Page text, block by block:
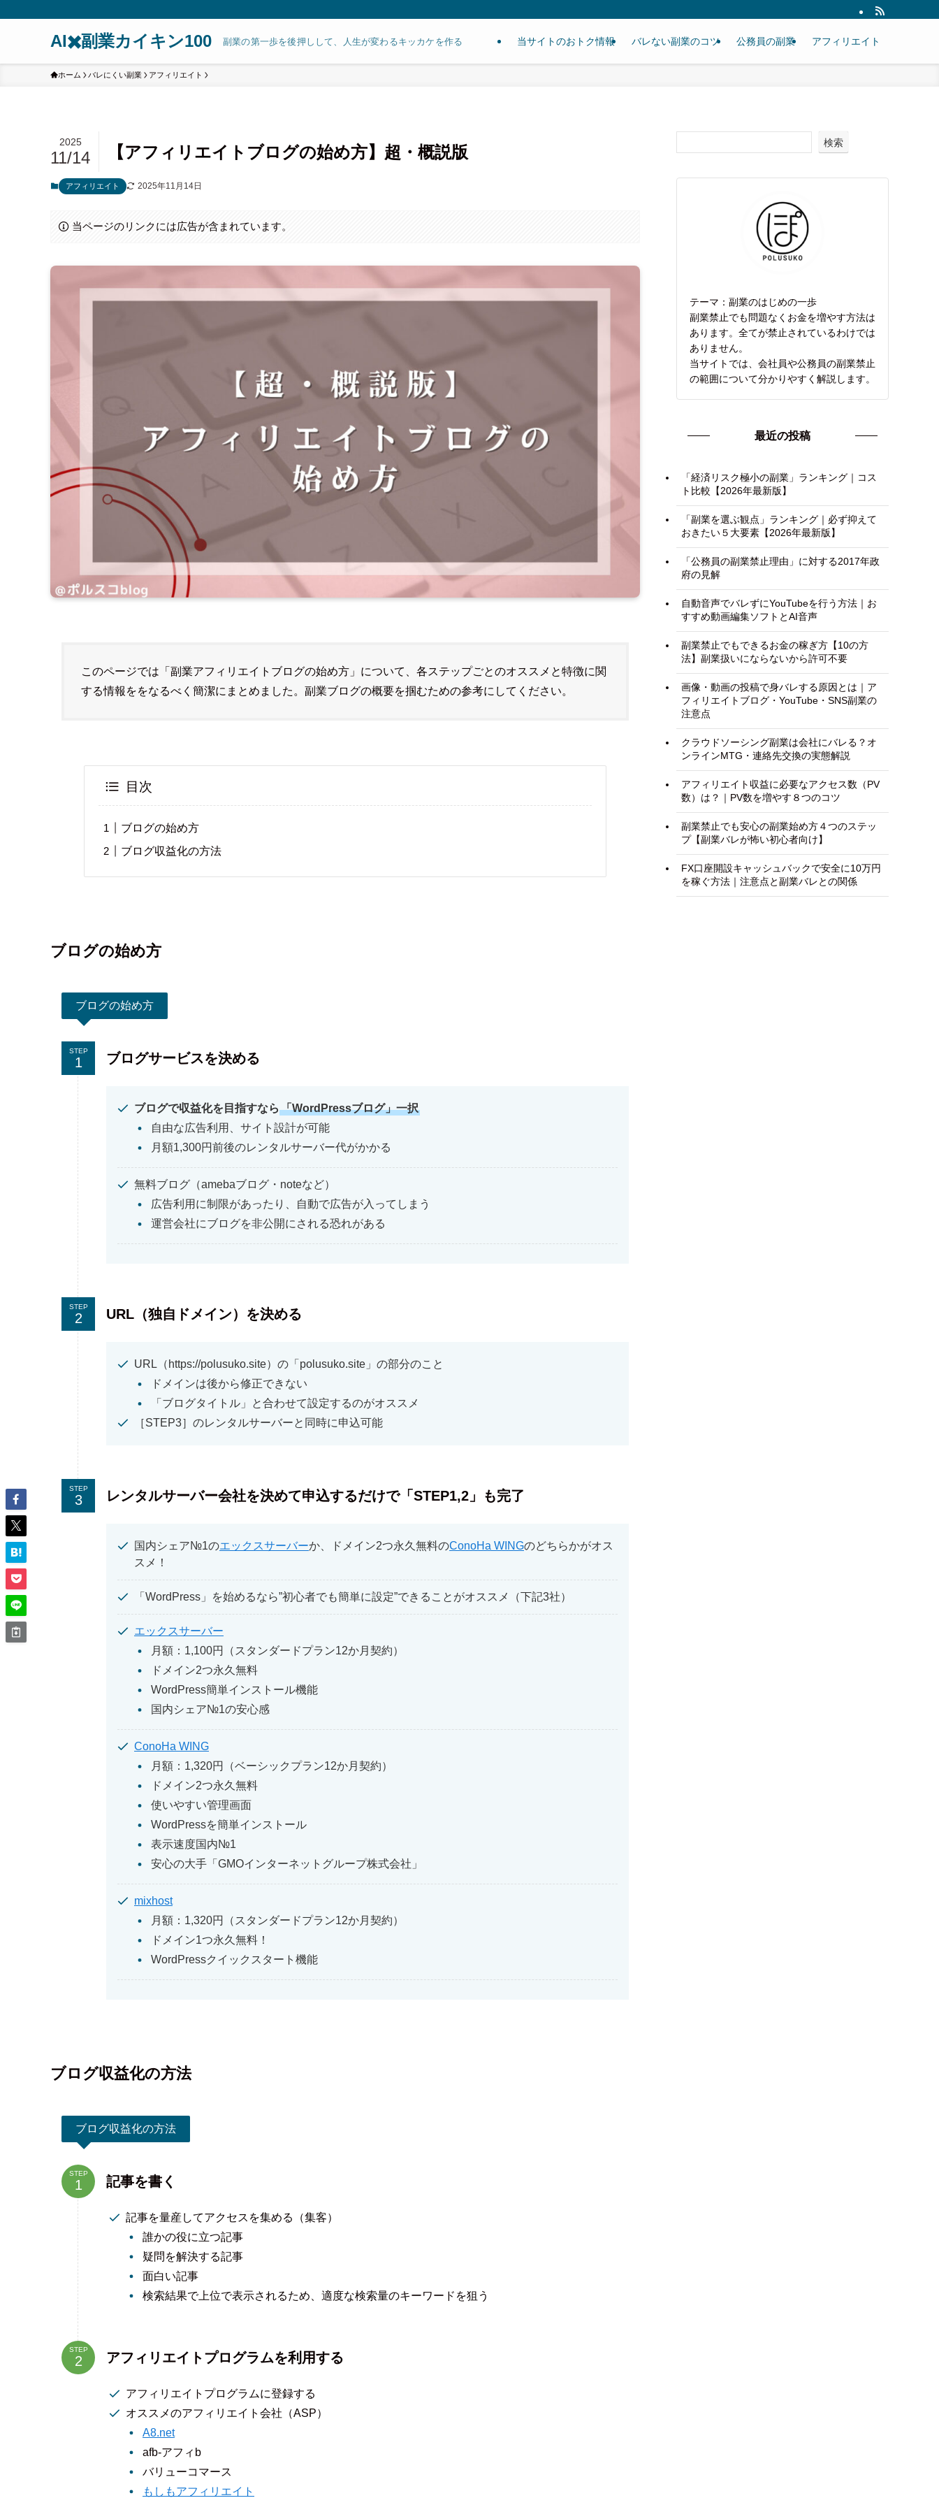
AI✖️副業カイキン100 副業の第一歩を後押しして、人生が変わるキッカケを作る 当サイトのおトク情報 バレない副業のコツ 公務員の副業 アフィリエイト
ホーム バレにくい副業 アフィリエイト
【アフィリエイトブログの始め方】超・概説版
2025
11/14
アフィリエイト 2025年11月14日
当ページのリンクには広告が含まれています。
このページでは「副業アフィリエイトブログの始め方」について、各ステップごとのオススメと特徴に関
する情報ををなるべく簡潔にまとめました。副業ブログの概要を掴むための参考にしてください。
目次
ブログの始め方
ブログ収益化の方法
ブログの始め方
ブログの始め方
STEP ブログサービスを決める
ブログで収益化を目指すなら 「WordPressブログ」一択
自由な広告利用、サイト設計が可能
月額1,300円前後のレンタルサーバー代がかかる
無料ブログ（amebaブログ・noteなど）
広告利用に制限があったり、自動で広告が入ってしまう
運営会社にブログを非公開にされる恐れがある
STEP URL（独自ドメイン）を決める
URL（https://polusuko.site）の「polusuko.site」の部分のこと
ドメインは後から修正できない
「ブログタイトル」と合わせて設定するのがオススメ
［STEP3］のレンタルサーバーと同時に申込可能
STEP レンタルサーバー会社を決めて申込するだけで「STEP1,2」も完了
国内シェア№1のエックスサーバーか、ドメイン2つ永久無料のConoHa WINGのどちらかがオス
スメ！
「WordPress」を始めるなら”初心者でも簡単に設定”できることがオススメ（下記3社）
エックスサーバー
月額：1,100円（スタンダードプラン12か月契約）
ドメイン2つ永久無料
WordPress簡単インストール機能
国内シェア№1の安心感
ConoHa WING
月額：1,320円（ベーシックプラン12か月契約）
ドメイン2つ永久無料
使いやすい管理画面
WordPressを簡単インストール
表示速度国内№1
安心の大手「GMOインターネットグループ株式会社」
mixhost
月額：1,320円（スタンダードプラン12か月契約）
ドメイン1つ永久無料！
WordPressクイックスタート機能
ブログ収益化の方法
ブログ収益化の方法
STEP 記事を書く
記事を量産してアクセスを集める（集客）
誰かの役に立つ記事
疑問を解決する記事
面白い記事
検索結果で上位で表示されるため、適度な検索量のキーワードを狙う
STEP アフィリエイトプログラムを利用する
アフィリエイトプログラムに登録する
オススメのアフィリエイト会社（ASP）
A8.net
afb‐アフィb
バリューコマース
もしもアフィリエイト
検索
テーマ：副業のはじめの一歩
副業禁止でも問題なくお金を増やす方法は
あります。全てが禁止されているわけでは
ありません。
当サイトでは、会社員や公務員の副業禁止
の範囲について分かりやすく解説します。
最近の投稿
「経済リスク極小の副業」ランキング｜コス
ト比較【2026年最新版】
「副業を選ぶ観点」ランキング｜必ず抑えて
おきたい５大要素【2026年最新版】
「公務員の副業禁止理由」に対する2017年政
府の見解
自動音声でバレずにYouTubeを行う方法｜お
すすめ動画編集ソフトとAI音声
副業禁止でもできるお金の稼ぎ方【10の方
法】副業扱いにならないから許可不要
画像・動画の投稿で身バレする原因とは｜ア
フィリエイトブログ・YouTube・SNS副業の
注意点
クラウドソーシング副業は会社にバレる？オ
ンラインMTG・連絡先交換の実態解説
アフィリエイト収益に必要なアクセス数（PV
数）は？｜PV数を増やす８つのコツ
副業禁止でも安心の副業始め方４つのステッ
プ【副業バレが怖い初心者向け】
FX口座開設キャッシュバックで安全に10万円
を稼ぐ方法｜注意点と副業バレとの関係